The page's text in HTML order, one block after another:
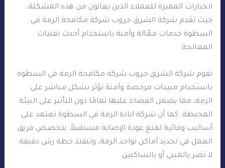
الخيارات المميزة للعملاء الذين يعانون من هذه المشكلة،
حيث تقدم شركة الشرق جروب شركة مكافحة الرمة في
السطوة خدمات فعّالة وآمنة باستخدام أحدث تقنيات
المعالجة.
تقوم شركة الشرق جروب شركة مكافحة الرمة في السطوة
باستخدام مبيدات مرخصة وآمنة تؤثر بشكل مباشر على
الرمة، مما يضمن القضاء عليها تمامًا دون التأثير على البيئة
المحيطة. كما أن شركة ابادة الرمة في السطوة تعتمد على
أساليب وقائية لمنع عودة الإصابة مستقبلاً. يتخصص فريق
العمل في تحديد أماكن تواجد الرمة، وتنفيذ خطة رش دقيقة
لا تضر بالمبنى أو بالساكنين.